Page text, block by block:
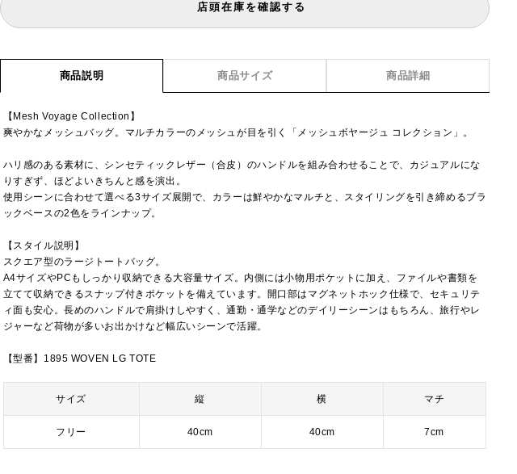
店頭在庫を確認する
商品説明 商品サイズ 商品詳細
【Mesh Voyage Collection】
爽やかなメッシュバッグ。マルチカラーのメッシュが目を引く「メッシュボヤージュ コレクション」。
ハリ感のある素材に、シンセティックレザー（合皮）のハンドルを組み合わせることで、カジュアルにな
りすぎず、ほどよいきちんと感を演出。
使用シーンに合わせて選べる3サイズ展開で、カラーは鮮やかなマルチと、スタイリングを引き締めるブラ
ックベースの2色をラインナップ。
【スタイル説明】
スクエア型のラージトートバッグ。
A4サイズやPCもしっかり収納できる大容量サイズ。内側には小物用ポケットに加え、ファイルや書類を
立てて収納できるスナップ付きポケットを備えています。開口部はマグネットホック仕様で、セキュリテ
ィ面も安心。長めのハンドルで肩掛けしやすく、通勤・通学などのデイリーシーンはもちろん、旅行やレ
ジャーなど荷物が多いお出かけなど幅広いシーンで活躍。
【型番】1895 WOVEN LG TOTE
サイズ 縦 横 マチ
フリー 40cm 40cm 7cm